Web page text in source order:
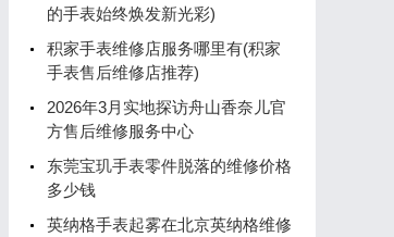
的手表始终焕发新光彩)
积家手表维修店服务哪里有(积家
手表售后维修店推荐)
2026年3月实地探访舟山香奈儿官
方售后维修服务中心
东莞宝玑手表零件脱落的维修价格
多少钱
英纳格手表起雾在北京英纳格维修